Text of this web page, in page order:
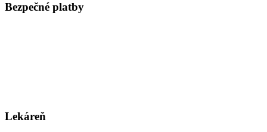
Bezpečné platby
Lekáreň